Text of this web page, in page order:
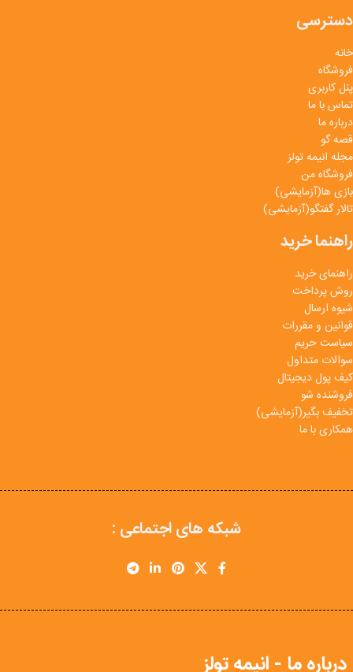
دسترسی
خانه
فروشگاه
پنل کاربری
تماس با ما
درباره ما
قصه گو
مجله انیمه تولز
فروشگاه من
بازی ها(آزمایشی)
تالار گفتگو(آزمایشی)
راهنما خرید
راهنمای خرید
روش پرداخت
شیوه ارسال
قوانین و مقررات
سیاست حریم
سوالات متداول
کیف پول دیجیتال
فروشنده شو
تخفیف بگیر(آزمایشی)
همکاری با ما
شبکه های اجتماعی :
درباره ما - انیمه تولز